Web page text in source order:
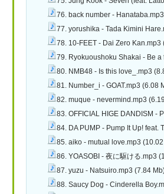
76. back number -
77. yorushika - Tada Kimini
78. 10-FEET - Dai Zero Kan.mp3
79. Ryokuoushoku Shakai - Be a
80. NMB48 - Is this love_.mp3
81. Number_i - GOAT.mp3 (6.08
82. muque - nevermind.mp3
83. OFFICIAL HIGE DANDISM -
84. DA PUMP - Pump It Up! feat.
85. aiko - mutual love.mp3
86. YOASOBI - 夜に駆ける.mp3
87. yuzu - Natsuiro.mp3 (7.84
88. Saucy Dog - Cinderella